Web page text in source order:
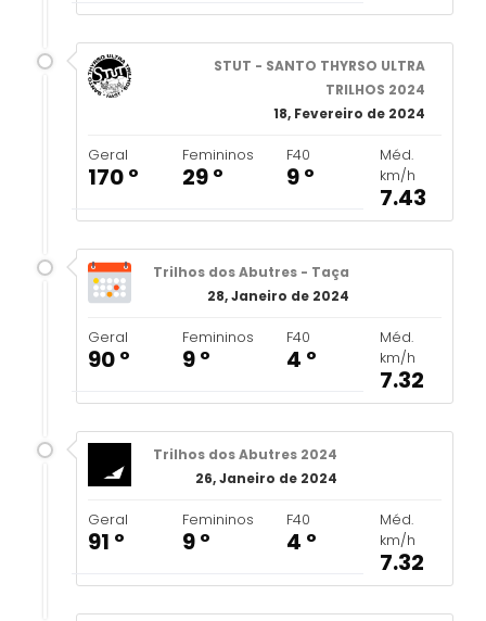
STUT - SANTO THYRSO ULTRA
TRILHOS 2024
18, Fevereiro de 2024
Geral
170 º
Femininos
29 º
F40
9 º
Méd.
km/h
7.43
Trilhos dos Abutres - Taça
28, Janeiro de 2024
Geral
90 º
Femininos
9 º
F40
4 º
Méd.
km/h
7.32
Trilhos dos Abutres 2024
26, Janeiro de 2024
Geral
91 º
Femininos
9 º
F40
4 º
Méd.
km/h
7.32